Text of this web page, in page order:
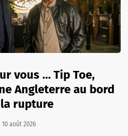
vous … Tip Toe,
Angleterre au bord
rupture
10 août 2026